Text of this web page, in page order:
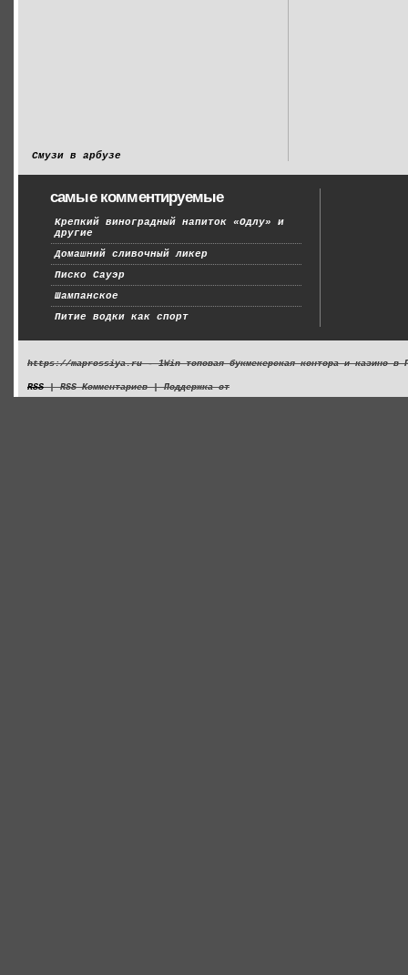
Смузи в арбузе
самые комментируемые
Крепкий виноградный напиток «Одлу» и
другие
Домашний сливочный ликер
Писко Сауэр
Шампанское
Питие водки как спорт
https://maprossiya.ru - 1Win топовая букмекерская контора и казино в
RSS| RSS Комментариев | Поддержка от